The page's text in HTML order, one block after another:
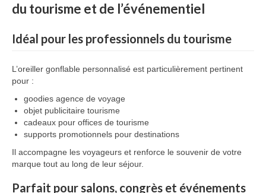
du tourisme et de l’événementiel
Idéal pour les professionnels du tourisme
L’oreiller gonflable personnalisé est particulièrement pertinent
pour :
goodies agence de voyage
objet publicitaire tourisme
cadeaux pour offices de tourisme
supports promotionnels pour destinations
Il accompagne les voyageurs et renforce le souvenir de votre
marque tout au long de leur séjour.
Parfait pour salons, congrès et événements